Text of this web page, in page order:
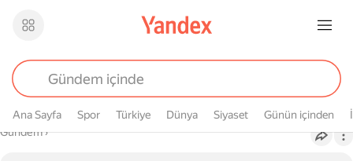
Ana Sayfa Spor Türkiye Dünya Siyaset Günün içinden
Buradasın
Gündem›